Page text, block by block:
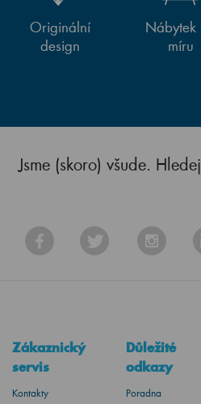
Originální
design
Nábytek
míru
Jsme (skoro) všude.
Zákaznický
servis
Kontakty
Důležité
odkazy
Poradna